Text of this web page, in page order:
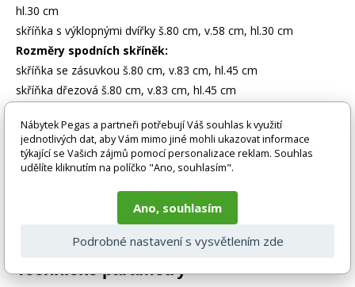
hl.30 cm
skříňka s výklopnými dvířky š.80 cm, v.58 cm, hl.30 cm
Rozměry spodních skříněk:
skříňka se zásuvkou š.80 cm, v.83 cm, hl.45 cm
skříňka dřezová š.80 cm, v.83 cm, hl.45 cm
Zboží je dodáváno bez doplňků a dekorací (např. textilních
doplňků, spotřebičů, baterie, matrací atd.), nejsou tedy v ceně.
Pokud není uvedeno jinak. Většinou je zboží dodáváno v
demontovaném stavu, dle charakteru zboží. Fotografie mohou
být i ilustrační a barva produktu nemusí odpovídat skutečnosti
vlivem nastavení monitoru a převodem do el. podoby. V
případě nejasností kontaktujte naše klientské centrum
pegas@nabytek-pegas.cz či volejte 777244446.
Technické parametry
Nábytek Pegas a partneři potřebují Váš souhlas k využití
jednotlivých dat, aby Vám mimo jiné mohli ukazovat informace
týkající se Vašich zájmů pomocí personalizace reklam. Souhlas
udělíte kliknutím na políčko "Ano, souhlasím".
Ano, souhlasím
Podrobné nastavení s vysvětlením zde